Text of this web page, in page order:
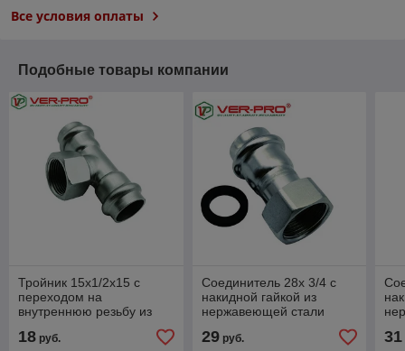
Все условия оплаты
Подобные товары компании
Тройник 15х1/2х15 с
переходом на
внутреннюю резьбу из
нержавеющей стали (P-
G-P), Ver-pro
18 руб.
Соединитель 28х 3/4 с
накидной гайкой из
нержавеющей стали
29руб. 31